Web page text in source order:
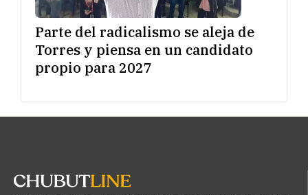
Parte del radicalismo se aleja de
Torres y piensa en un candidato
propio para 2027